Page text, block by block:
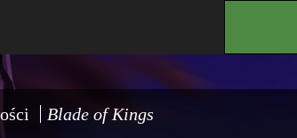
Blade of Kings